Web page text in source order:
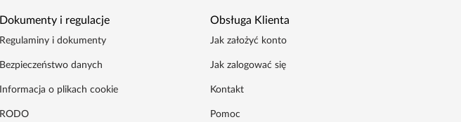
Dokumenty i regulacje
Regulaminy i dokumenty
Bezpieczeństwo danych
Informacja o plikach cookie
RODO
Obsługa Klienta
Jak założyć konto
Jak zalogować się
Kontakt
Pomoc